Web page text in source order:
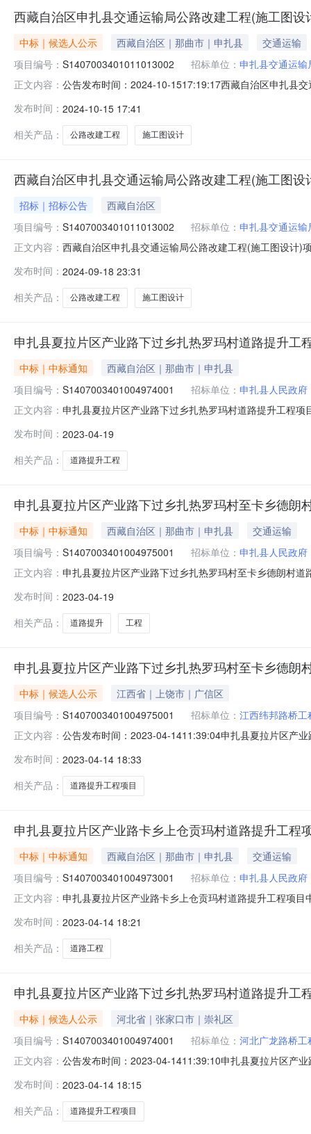
西藏自治区申扎县交通运输局公路改建工程(施工图
中标｜候选人公示 西藏自治区｜那曲市｜申扎县
交通运输
项目编号： S1407003401011013002 招标单位： 申扎县交通运输
正文内容： 公告发布时间：2024-10-1517:19:17西藏自治区申扎县
员会评审，确定001一标段：雄梅镇曲志德吉新村至买巴
发布时间： 2024-10-15 17:41
相关产品：
公路改建工程 施工图设计
西藏自治区申扎县交通运输局公路改建工程(施工图
招标｜招标公告
西藏自治区
项目编号： S1407003401011013002 招标单位： 申扎县交通运输
正文内容： 西藏自治区申扎县交通运输局公路改建工程(施工图设计
金，招标人为申扎县交通运输局。本项目已具备招标条
发布时间： 2024-09-18 23:31
相关产品：
公路改建工程 施工图设计
申扎县夏拉片区产业路下过乡扎热罗玛村道路提升工
中标｜中标通知
西藏自治区｜那曲市｜申扎县
项目编号： S1407003401004974001 招标单位： 申扎县人民政府
正文内容： 申扎县夏拉片区产业路下过乡扎热罗玛村道路提升工程
下过乡扎热罗玛村道路提升工程项目：中标人:内蒙古盈
发布时间： 2023-04-19
相关产品：
道路提升工程
申扎县夏拉片区产业路下过乡扎热罗玛村至卡乡德朗
中标｜中标通知 西藏自治区｜那曲市｜申扎县
交通运输
项目编号： S1407003401004975001 招标单位： 申扎县人民政府
正文内容： 申扎县夏拉片区产业路下过乡扎热罗玛村至卡乡德朗村
中标人信息001申扎县夏拉片区产业路下过乡扎热罗玛村
发布时间： 2023-04-19
相关产品：
道路提升 工程
申扎县夏拉片区产业路下过乡扎热罗玛村至卡乡德朗
中标｜候选人公示
江西省｜上饶市｜广信区
项目编号： S1407003401004975001 招标单位： 江西纬邦路桥工
正文内容： 公告发布时间：2023-04-1411:39:04申扎县夏拉片区产
评标委员会评审，确定001申扎县夏拉片区产业路下过乡
发布时间： 2023-04-14 18:33
相关产品：
道路提升工程项目
申扎县夏拉片区产业路卡乡上仓贡玛村道路提升工程
中标｜中标通知 西藏自治区｜那曲市｜申扎县
交通运输
项目编号： S1407003401004973001 招标单位： 申扎县人民政府
正文内容： 申扎县夏拉片区产业路卡乡上仓贡玛村道路提升工程项
贡玛村道路提升工程项目：中标人:江西晟铭建设工程有
发布时间： 2023-04-14 18:21
相关产品：
道路工程
申扎县夏拉片区产业路下过乡扎热罗玛村道路提升工
中标｜候选人公示
河北省｜张家口市｜崇礼区
项目编号： S1407003401004974001 招标单位： 河北广龙路桥工
正文内容： 公告发布时间：2023-04-1411:39:10申扎县夏拉片区产
审，确定001申扎县夏拉片区产业路下过乡扎热罗玛村道
发布时间： 2023-04-14 18:15
相关产品：
道路提升工程项目